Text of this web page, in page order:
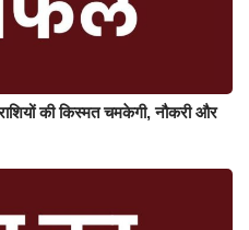
की किस्मत चमकेगी, नौकरी और